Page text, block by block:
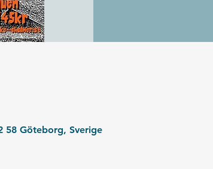
58 Göteborg, Sverige